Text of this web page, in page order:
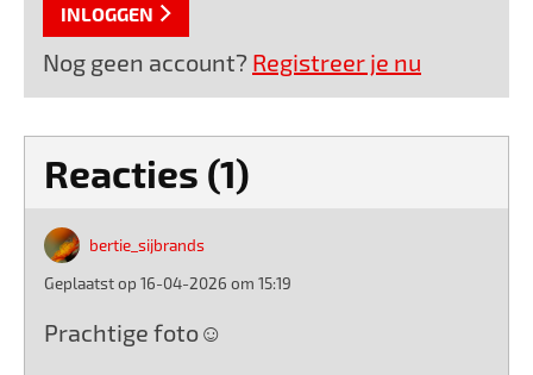
INLOGGEN
Nog geen account? Registreer je nu
Reacties (1)
bertie_sijbrands
Geplaatst op 16-04-2026 om 15:19
Prachtige foto☺